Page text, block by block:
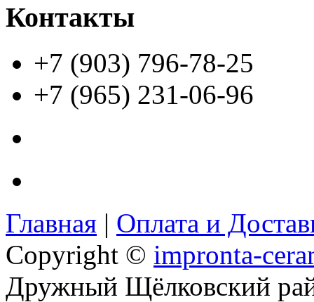
Контакты
+7 (903) 796-78-25
+7 (965) 231-06-96
Главная | Оплата и
Copyright © impronta-
Дружный Щёлковский